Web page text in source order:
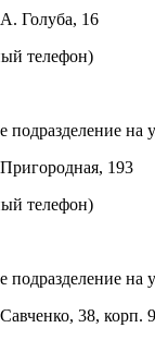
Голуба, 16
телефон)
подразделение на
193
телефон)
подразделение на
38, корп. 9